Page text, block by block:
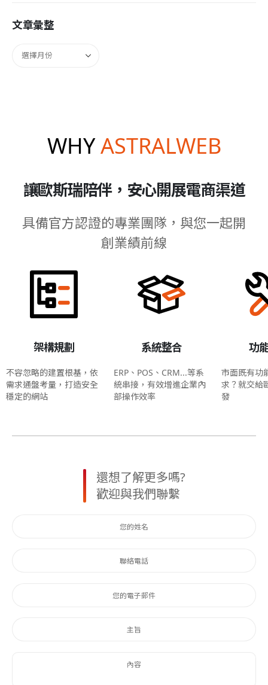
文章彙整
WHYASTRALWEB
讓歐斯瑞陪伴，安心開展電商渠道
具備官方認證的專業團隊，與您一起開
創業績前線
架構規劃
不容忽略的建置根基，依
需求通盤考量，打造安全
穩定的網站
系統整合
ERP、POS、CRM...等系
統串接，有效增進企業內
部操作效率
功
市面既有功
求？就交給
發
還想了解更多嗎?
歡迎與我們聯繫